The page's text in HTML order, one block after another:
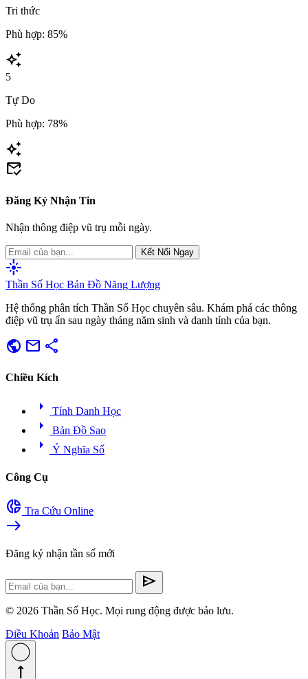
Tri thức
Phù hợp: 85%
auto_awesome
5
Tự Do
Phù hợp: 78%
auto_awesome
mark_email_read
Đăng Ký Nhận Tin
Nhận thông điệp vũ trụ mỗi ngày.
Kết Nối Ngay
flare
Thần Số Học Bản Đồ Năng Lượng
Hệ thống phân tích Thần Số Học chuyên sâu. Khám phá các thông
điệp vũ trụ ẩn sau ngày tháng năm sinh và danh tính của bạn.
public mail share
Chiều Kích
arrow_right Tính Danh Học
arrow_right Bản Đồ Sao
arrow_right Ý Nghĩa Số
Công Cụ
donut_small Tra Cứu Online
east
Đăng ký nhận tần số mới
send
© 2026 Thần Số Học. Mọi rung động được bảo lưu.
Điều Khoản Bảo Mật
straight